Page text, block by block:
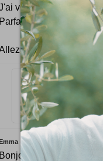
vu aujourd'hui qu'ils
pour mon iPod
je vais
Votre idée est
Merci -